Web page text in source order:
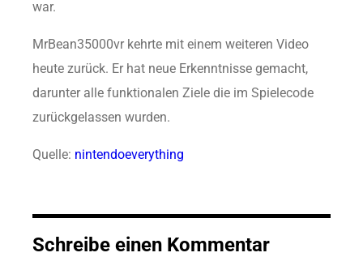
war.
MrBean35000vr kehrte mit einem weiteren Video
heute zurück. Er hat neue Erkenntnisse gemacht,
darunter alle funktionalen Ziele die im Spielecode
zurückgelassen wurden.
Quelle: nintendoeverything
Schreibe einen Kommentar